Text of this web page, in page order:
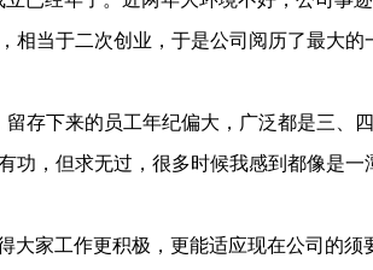
相当于二次创业，于是公司阅历了最大的
存下来的员工年纪偏大，广泛都是三、
功，但求无过，很多时候我感到都像是一
大家工作更积极，更能适应现在公司的须